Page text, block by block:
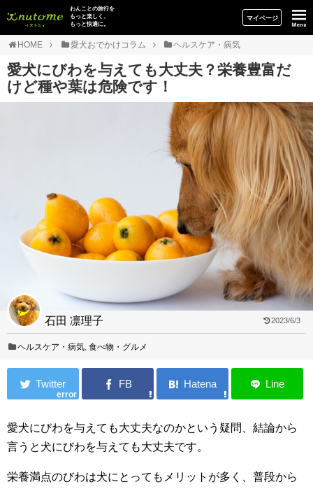
イヌトミィ
わんことの旅行を
もっと楽しく、
もっと快適に。
マイページ
HOME 愛犬おでかけコラム ヘルスケア・病気
愛犬にびわを与えても大丈夫？栄養豊富だ
けど種や葉は危険です！
石田 凛理子 2023/6/3
ヘルスケア・病気,食べ物・グルメ
error
愛犬にびわを与えても大丈夫なのかという疑問、結論から
言うと犬にびわを与えても大丈夫です。
栄養満点のびわは犬にとってもメリットが多く、普段から